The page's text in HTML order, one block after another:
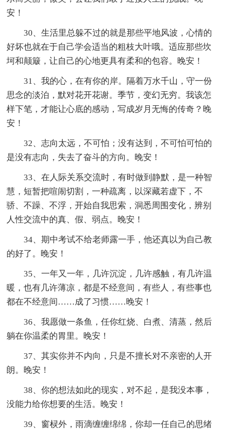
安！
30、生活里总躲不过的就是那些平地风波，心情的
好坏也就在于自己学会适当的粗枝大叶哦。适应那些坎
坷和颠簸，让自己的心地更具有柔和的包容。晚安！
31、我的心，在有你的岸。隔着万水千山，守一份
思念的淡泊，默对花开花谢。季节，变幻无穷。我该怎
样下笔，才能让心底的感动，写成岁月无悔的传奇？晚
安！
32、志向太远，不可怕；没有达到，不可怕可怕的
是没有志向，失去了奋斗的方向。晚安！
33、在人际关系交流时，有时做到静默，是一种智
慧，短暂把喧闹切割，一种疏离，以深藏若虚下，不
骄、不躁、不浮，开始自我思索，洞悉周围变化，辨别
人性交流中的真、假、弱点。晚安！
34、期中考试不给老师露一手，他还真以为自己教
的好了。晚安！
35、一年又一年，几许沉淀，几许感触，有几许温
暖，也有几许薄凉，都是不经意间，有些人，有些事也
都在不经意间……成了习惯……晚安！
36、我愿做一条鱼，任你红烧、白煮、清蒸，然后
躺在你温柔的胃里。晚安！
37、其实你并不内向，只是不擅长对不亲密的人开
朗。晚安！
38、你的想法如此的现实，对不起，是我没本事，
没能力给你想要的生活。晚安！
39、窗棂外，雨滴缠缠绵绵，你却一任自己的思绪